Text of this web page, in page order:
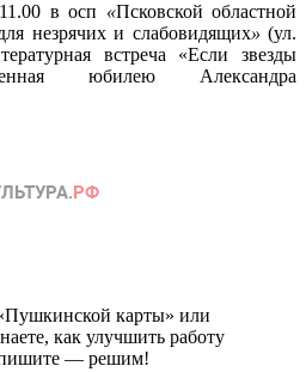
в осп «Псковской областной
незрячих и слабовидящих» (ул.
встреча «Если звезды
юбилею Александра
карты» или
как улучшить работу
— решим!